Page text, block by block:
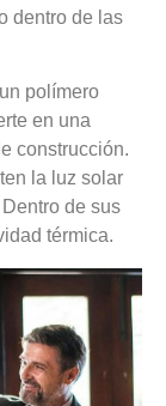
dentro de las
polímero
en una
construcción.
la luz solar
de sus
térmica.